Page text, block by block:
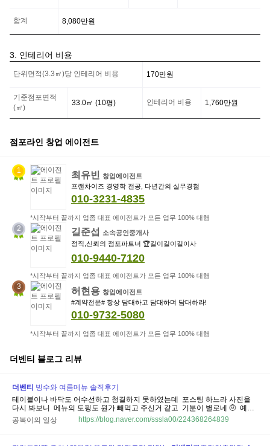
의
정
합계 8,080만원
3. 인테리어 비용
테
어
비
용
보
단위면적(3.3㎡)당 인테리어 비용 170만원
기준점포면적
(㎡)
33.0㎡ (10평) 인테리어 비용 1,760만원
점포라인 창업 에이전트
1 최유빈 창업에이전트
프랜차이즈 경영학 전공, 다년간의 실무경험
010-3231-4835
*시작부터 끝까지 업종 대표 에이전트가 모든 업무 100% 대행
2 길준섭
소속공인중개사
정직,신뢰의 점포파트너 🏆길이길이길이사
010-9440-7120
*시작부터 끝까지 업종 대표 에이전트가 모든 업무 100% 대행
3 허현용 창업에이전트
#계약전문# 항상 담대하고 담대하며 담대하라!
010-9732-5080
*시작부터 끝까지 업종 대표 에이전트가 모든 업무 100% 대행
더벤티 블로그 리뷰
더 벤티 빙수와 여름메뉴 솔직후기
테이블이나 바닥도 어수선하고 청결하지 못하였는데 ​ 포스팅 하느라 사진을
다시 봐보니 ​ 메뉴의 토핑도 뭔가 빼먹고 주신거 같고 ​ 기분이 별로네 🤨 ​ 예전
엔더벤티 엄청 좋아해서 많이 이용해서 ​ 애착형성(?)이 된 브랜드 인데 ​ 이 매
장만 이런 경우 일 수 있으니 ​ 다음에
공복이의 일상 https://blog.naver.com/sssla00/224368264839